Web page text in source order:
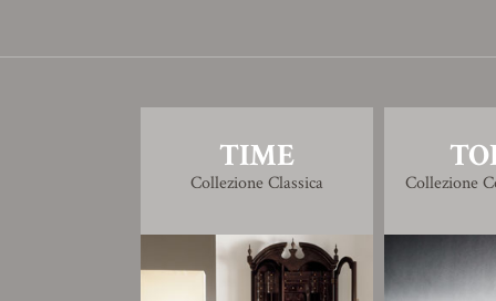
TIME
Collezione Classica Collezione